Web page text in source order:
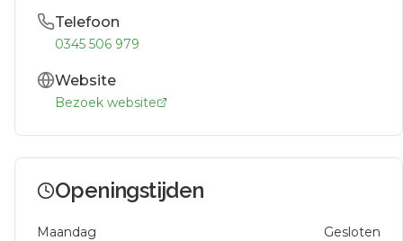
Telefoon
0345 506 979
Website
Bezoek website
Openingstijden
Maandag
Gesloten